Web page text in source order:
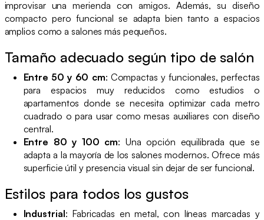
improvisar una merienda con amigos. Además, su diseño
compacto pero funcional se adapta bien tanto a espacios
amplios como a salones más pequeños.
Tamaño adecuado según tipo de salón
Entre 50 y 60 cm: Compactas y funcionales, perfectas
para espacios muy reducidos como estudios o
apartamentos donde se necesita optimizar cada metro
cuadrado o para usar como mesas auxiliares con diseño
central.
Entre 80 y 100 cm: Una opción equilibrada que se
adapta a la mayoría de los salones modernos. Ofrece más
superficie útil y presencia visual sin dejar de ser funcional.
Estilos para todos los gustos
Industrial: Fabricadas en metal, con líneas marcadas y